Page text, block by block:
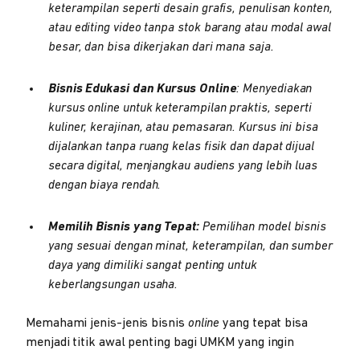
keterampilan seperti desain grafis, penulisan konten,
atau editing video tanpa stok barang atau modal awal
besar, dan bisa dikerjakan dari mana saja.
Bisnis Edukasi dan Kursus Online: Menyediakan
kursus online untuk keterampilan praktis, seperti
kuliner, kerajinan, atau pemasaran. Kursus ini bisa
dijalankan tanpa ruang kelas fisik dan dapat dijual
secara digital, menjangkau audiens yang lebih luas
dengan biaya rendah.
Memilih Bisnis yang Tepat:Pemilihan model bisnis
yang sesuai dengan minat, keterampilan, dan sumber
daya yang dimiliki sangat penting untuk
keberlangsungan usaha.
Memahami jenis-jenis bisnis online yang tepat bisa
menjadi titik awal penting bagi UMKM yang ingin